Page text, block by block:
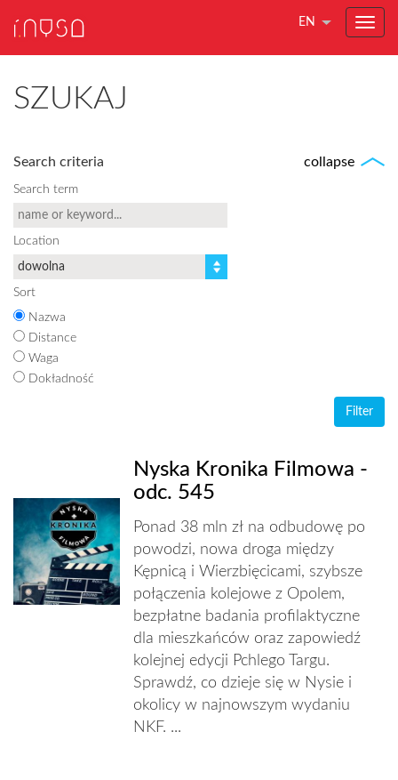
EN
SZUKAJ
collapse
Search criteria
Search term
Location
Sort
Nazwa
Distance
Waga
Dokładność
Nyska Kronika Filmowa -
odc. 545
Ponad 38 mln zł na odbudowę po
powodzi, nowa droga między
Kępnicą i Wierzbięcicami, szybsze
połączenia kolejowe z Opolem,
bezpłatne badania profilaktyczne
dla mieszkańców oraz zapowiedź
kolejnej edycji Pchlego Targu.
Sprawdź, co dzieje się w Nysie i
okolicy w najnowszym wydaniu
NKF. ...